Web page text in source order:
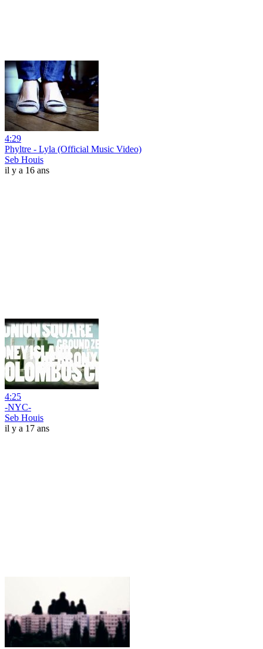
4:29
Phyltre - Lyla (Official Music Video)
Seb Houis
il y a 16 ans
4:25
-NYC-
Seb Houis
il y a 17 ans